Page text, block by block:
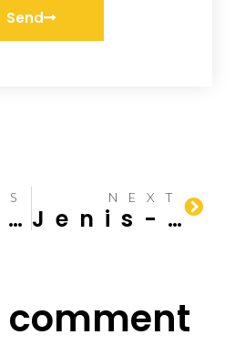
Send
Mengenal Pondasi Batu Kali dan Bagian-bagian Penyusunnya
NEXT
Jenis-Jenis Plafon
comment